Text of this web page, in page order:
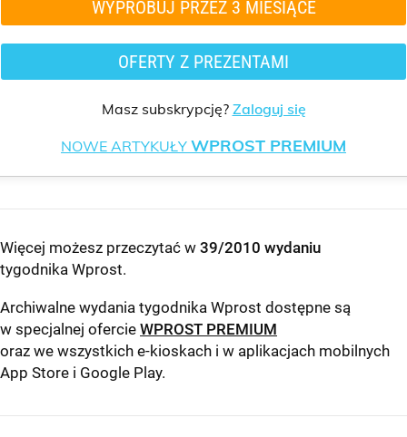
WYPRÓBUJ PRZEZ 3 MIESIĄCE
OFERTY Z PREZENTAMI
Masz subskrypcję? Zaloguj się
NOWE ARTYKUŁY WPROST PREMIUM
Więcej możesz przeczytać w 39/2010 wydaniu
tygodnika Wprost.
Archiwalne wydania tygodnika Wprost dostępne są
w specjalnej ofercie WPROST PREMIUM
oraz we wszystkich e-kioskach i w aplikacjach mobilnych
App Store i Google Play.